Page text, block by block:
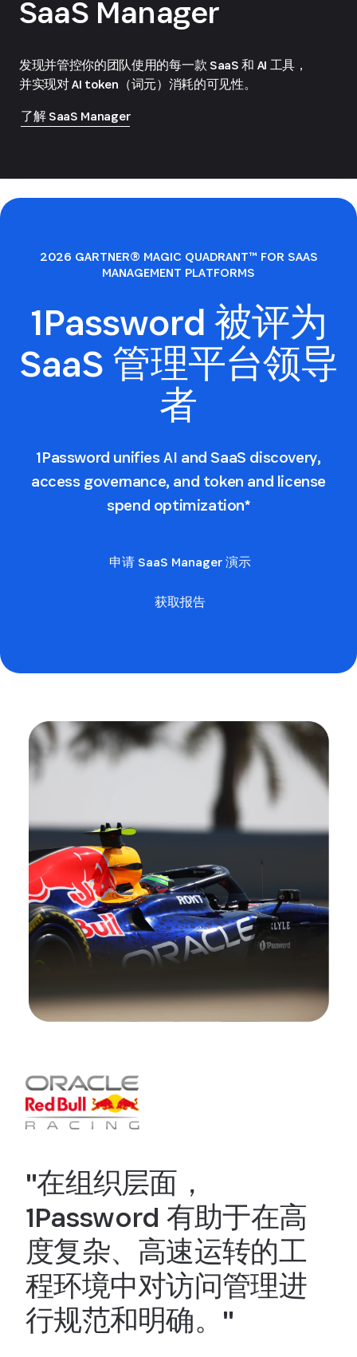
SaaS Manager
发现并管控你的团队使用的每一款 SaaS 和 AI 工具，
并实现对 AI token（词元）消耗的可见性。
了解 SaaS Manager
2026 GARTNER® MAGIC QUADRANT™ FOR SAAS
MANAGEMENT PLATFORMS
1Password 被评为
SaaS 管理平台领导
者
1Password unifies AI and SaaS discovery,
access governance, and token and license
spend optimization*
申请 SaaS Manager 演示
获取报告
"在组织层面，
1Password 有助于在高
度复杂、高速运转的工
程环境中对访问管理进
行规范和明确。"